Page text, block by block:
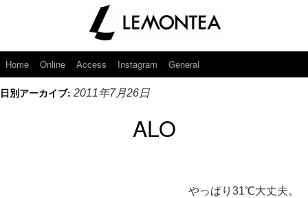
Home Online Access Instagram General
日別アーカイブ: 2011年7月26日
ALO
やっぱり31℃大丈夫。